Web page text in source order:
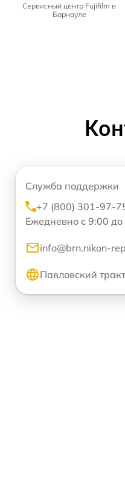
Сервисный центр Fujifilm в
Барнауле
Служба поддержки
+7 (800) 301-97-
Ежедневно с 9:00
info@brn.nikon-
Павловский